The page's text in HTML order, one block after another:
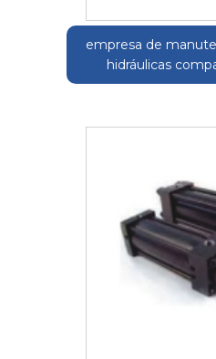
empresa de
hidráulicas